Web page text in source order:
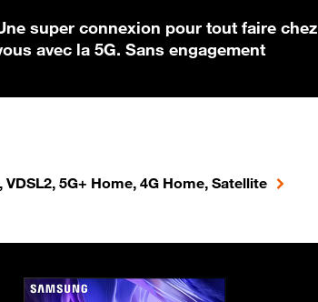
super connexion pour tout faire chez
avec la 5G. Sans engagement
5G+ Home, 4G Home, Satellite